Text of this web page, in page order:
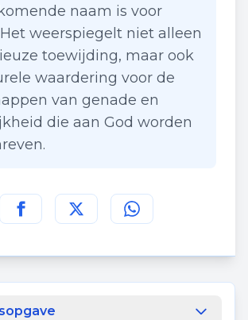
naam is voor
weerspiegelt niet alleen
toewijding, maar ook
waardering voor de
van genade en
die aan God worden
Deel deze pagina op
Deel deze pagina op
Deel deze pagina